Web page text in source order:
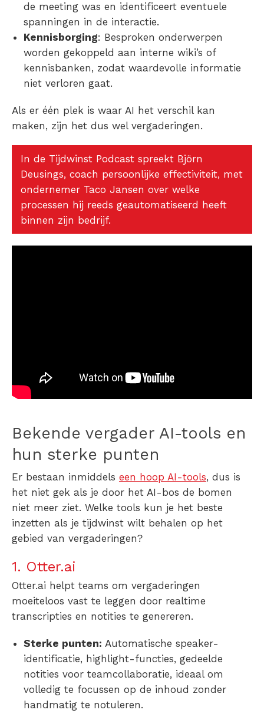
de meeting was en identificeert eventuele
spanningen in de interactie.
Kennisborging: Besproken onderwerpen
worden gekoppeld aan interne wiki’s of
kennisbanken, zodat waardevolle informatie
niet verloren gaat.
Als er één plek is waar AI het verschil kan
maken, zijn het dus wel vergaderingen.
In de Tijdwinst Podcast spreekt Björn
Deusings, coach persoonlijke effectiviteit, met
ondernemer Taco Jansen over welke
processen hij reeds geautomatiseerd heeft
binnen zijn bedrijf.
Bekende vergader AI-tools en
hun sterke punten
Er bestaan inmiddels een hoop AI-tools, dus is
het niet gek als je door het AI-bos de bomen
niet meer ziet. Welke tools kun je het beste
inzetten als je tijdwinst wilt behalen op het
gebied van vergaderingen?
1. Otter.ai
Otter.ai helpt teams om vergaderingen
moeiteloos vast te leggen door realtime
transcripties en notities te genereren.
Sterke punten: Automatische speaker-
identificatie, highlight-functies, gedeelde
notities voor teamcollaboratie, ideaal om
volledig te focussen op de inhoud zonder
handmatig te notuleren.